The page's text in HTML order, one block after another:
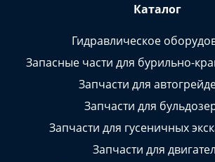
Каталог
Гидравлическое
Запасные части для бурильно-
Запчасти для
Запчасти для
Запчасти для гусеничных
Запчасти для